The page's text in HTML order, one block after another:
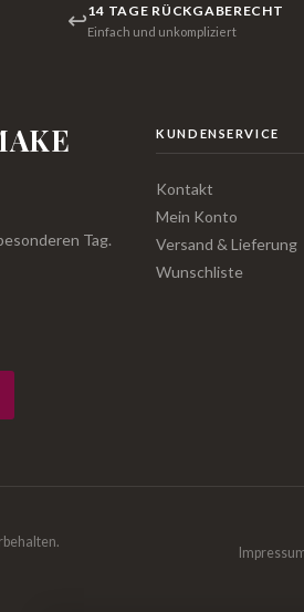
↩14 TAGE RÜCKGABERECHT
Einfach und unkompliziert
Tag.
KUNDENSERVICE
Kontakt
Mein Konto
Versand & Lieferung
Wunschliste